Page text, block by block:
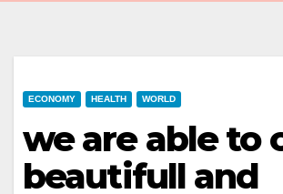
ECONOMY HEALTH WORLD
we are able to
beautifull and